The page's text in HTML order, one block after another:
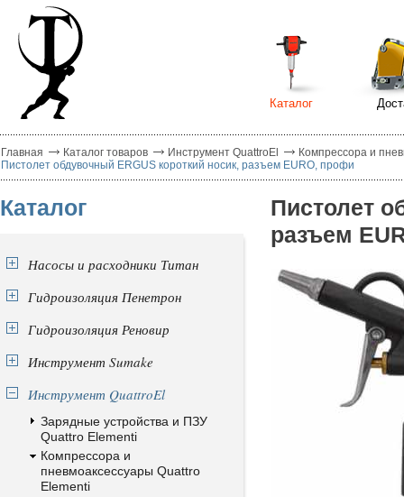
Каталог
Главная Каталог товаров Инструмент QuattroEl
Компрессора и
Пистолет обдувочный ERGUS короткий носик, разъем EURO, профи
Каталог
Насосы и расходники Титан
Гидроизоляция Пенетрон
Гидроизоляция Реновир
Инструмент Sumake
Инструмент QuattroEl
Зарядные устройства и ПЗУ
Quattro Elementi
Компрессора и
пневмоаксессуары Quattro
Elementi
Пистолет
разъем